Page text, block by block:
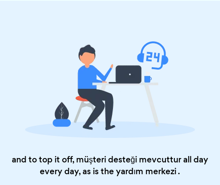
and to top it off, müşteri desteği mevcuttur all day
every day, as is theyardım merkezi.